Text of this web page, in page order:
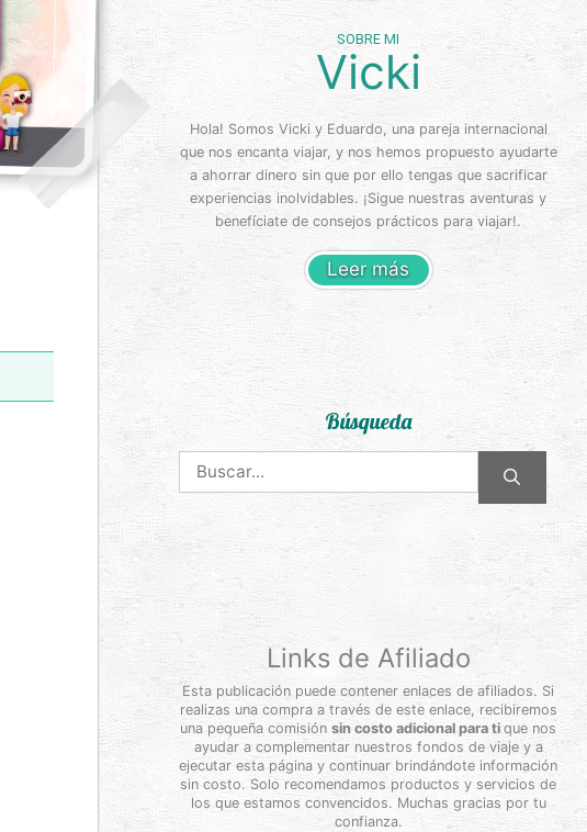
SOBRE MI
Vicki
Hola! Somos Vicki y Eduardo, una pareja internacional
que nos encanta viajar, y nos hemos propuesto ayudarte
a ahorrar dinero sin que por ello tengas que sacrificar
experiencias inolvidables. ¡Sigue nuestras aventuras y
benefíciate de consejos prácticos para viajar!.
Leer más
Búsqueda
Buscar:
Links de Afiliado
Esta publicación puede contener enlaces de afiliados. Si
realizas una compra a través de este enlace, recibiremos
una pequeña comisiónsin costo adicional para tique nos
ayudar a complementar nuestros fondos de viaje y a
ejecutar esta página y continuar brindándote información
sin costo. Solo recomendamos productos y servicios de
los que estamos convencidos. Muchas gracias por tu
confianza.